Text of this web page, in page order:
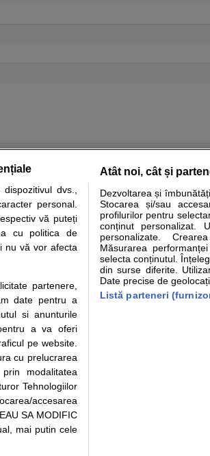
analize Specialitati medicale Boli si
despre sanatate disponibile pe
medicale. Va sfatuim, ca pe langa informatia
programari la medic Clickmed.
Drepturile consumatorului
Protectia consumatorilor - ANPC
Solutionarea Alternativa a
Litigiilor
Info consumator: 0800.080.999
Formulare europene - CNAS
Ministerul Sanatatii - ANMDM
Parteneri
2018, cu sediul in Bucuresti, Bulevardul Pierre
dvs.,
personal.
vă puteți
cu politica de
nu vă vor afecta
partenere,
date pentru a
si anunturile
a va oferi
pe website.
cu prelucrarea
modalitatea
Tehnologiilor
accesarea
SA MODIFIC
mai putin cele
Atât noi, cât și
Dezvoltarea și
Stocarea și/sau
profilurilor pentru
conținut personalizat.
personalizate.
Măsurarea
selecta conținutul.
din surse diferite.
Date precise de
Listă parteneri